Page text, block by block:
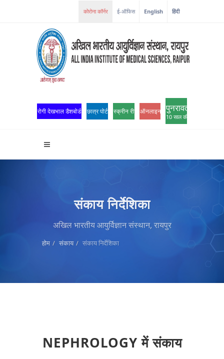
कोरोना कॉर्नर ई-ऑफिस English हिंदी
रोगी देखभाल डैशबोर्ड छात्र पोर्टल स्क्रीन रीडर एक्सेसऑनलाइन ओपीडी पंजीकरण
पुनरावर्तन
10 साल की उत्कृष्टता
संकाय निर्देशिका
अखिल भारतीय आयुर्विज्ञान संस्थान, रायपुर
होम संकाय संकाय निर्देशिका
NEPHROLOGY में संकाय